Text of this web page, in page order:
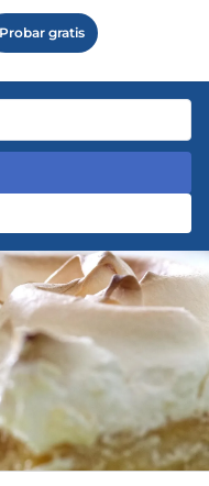
Probar gratis